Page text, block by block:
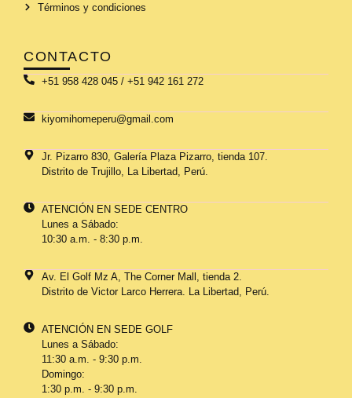
Términos y condiciones
CONTACTO
+51 958 428 045 / +51 942 161 272
kiyomihomeperu@gmail.com
Jr. Pizarro 830, Galería Plaza Pizarro, tienda 107.
Distrito de Trujillo, La Libertad, Perú.
ATENCIÓN EN SEDE CENTRO
Lunes a Sábado:
10:30 a.m. - 8:30 p.m.
Av. El Golf Mz A, The Corner Mall, tienda 2.
Distrito de Victor Larco Herrera. La Libertad, Perú.
ATENCIÓN EN SEDE GOLF
Lunes a Sábado:
11:30 a.m. - 9:30 p.m.
Domingo:
1:30 p.m. - 9:30 p.m.